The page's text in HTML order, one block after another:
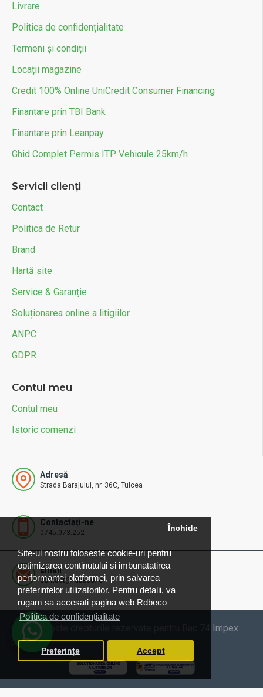
Site-ul nostru foloseste cookie-uri pentru
optimizarea continutului si imbunatatirea
performantei platformei, prin salvarea
preferintelor utilizatorilor. Pentru detalii, va
rugam sa accesati pagina web Rdbeco
Politica de confidențialitate
Închide
Preferințe Accept
Livrare
Politica de confidențialitate
Termeni și condiții
Locații magazine
Credit 100% Online UniCredit Consumer Financing
Finantare prin TBI Bank
Finantare prin Leanpay
Ghid Complet Permis ITP Vehicule 25km/h
Servicii clienți
Contact
Politica de Retur
Brand
Hartă site
Service & Garanție
Soluționarea online a litigiilor
ANPC
GDPR
Contul meu
Contul meu
Istoric comenzi
Adresă
Strada Barajului, nr. 36C, Tulcea
Contactați-ne
0745.073.252
Email
contact@rdbeco.ro
© 2025 Toate drepturile rezervate pentru Rac 74 Impex
SRL